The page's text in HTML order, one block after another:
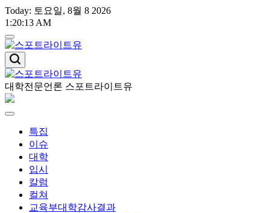
Skip
to
Today: 토요일, 8월 8 2026
1 :20:14 AM
스
포
트
라
스
포
트
라
이
대학전문언론 스포트라이트유
Menu
특집
이슈
대학
입시
칼럼
컬쳐
교육부대학감사결과